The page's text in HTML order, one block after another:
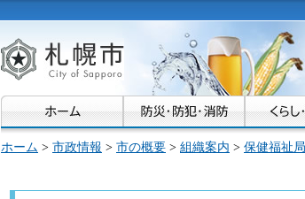
札幌市
ホーム > 市政情報 > 市の概要 > 組織案内 > 保健福祉局